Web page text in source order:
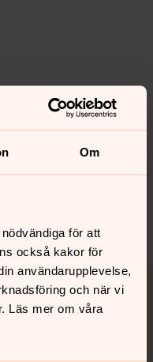
Om
för att
också kakor för
användarupplevelse,
och när vi
Läs mer om våra
sidans